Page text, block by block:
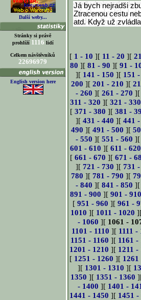
Další weby...
Stránky si právě
prohlíží 1116 lidí
Celkem návštěvníků
22696979
English version here
Já bych nejradši
Ztracenou cestu
atd. Když už
[ 1 - 10 ][ 11 - 20 ][
80 ][81 - 90 ][91 -
][ 141 - 150 ][ 151
200 ][ 201 - 210 ][
- 260 ][ 261 - 270 ][
311 - 320 ][ 321 - 330
[ 371 - 380 ][ 381 -
][ 431 - 440 ][ 441
490 ][ 491 - 500 ][
- 550 ][ 551 - 560 ][
601 - 610 ][ 611 - 620
[ 661 - 670 ][ 671 -
][ 721 - 730 ][ 731
780 ][ 781 - 790 ][
- 840 ][ 841 - 850 ][
891 - 900 ][ 901 - 910
[951 - 960 ][961 -
1010 ][ 1011 - 1020
- 1060 ][ 1061 -
1101 - 1110 ][ 1111 -
1151 - 1160 ][ 1161 -
1201 - 1210 ][ 1211 -
[ 1251 - 1260 ][ 1261
][ 1301 - 1310 ][
1350 ][ 1351 - 1360
- 1400 ][ 1401 -
1441 - 1450 ][ 1451 -